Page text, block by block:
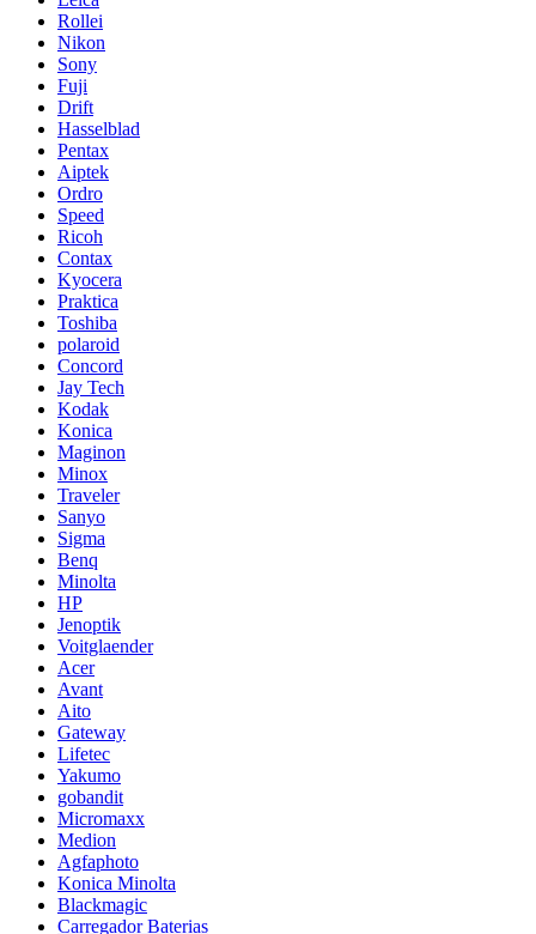
Rollei
Nikon
Sony
Fuji
Drift
Hasselblad
Pentax
Aiptek
Ordro
Speed
Ricoh
Contax
Kyocera
Praktica
Toshiba
polaroid
Concord
Jay Tech
Kodak
Konica
Maginon
Minox
Traveler
Sanyo
Sigma
Benq
Minolta
HP
Jenoptik
Voitglaender
Acer
Avant
Aito
Gateway
Lifetec
Yakumo
gobandit
Micromaxx
Medion
Agfaphoto
Konica Minolta
Blackmagic
Carregador Baterias